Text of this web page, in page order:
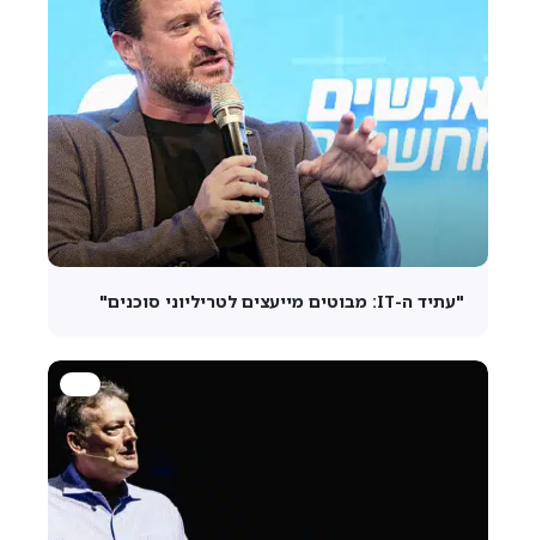
"עתיד ה-IT: מבוטים מייעצים לטריליוני סוכנים"